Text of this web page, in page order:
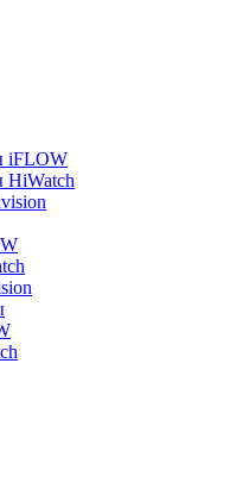
iFLOW
HiWatch